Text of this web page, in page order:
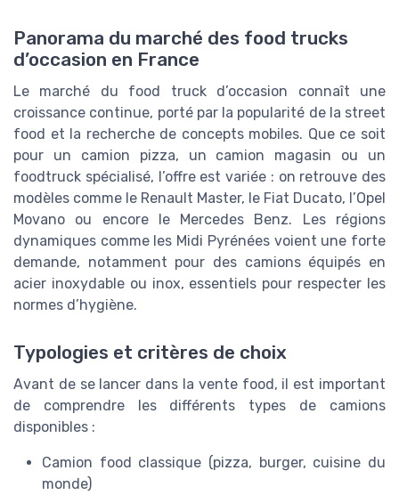
Panorama du marché des food trucks
d’occasion en France
Le marché du food truck d’occasion connaît une
croissance continue, porté par la popularité de la street
food et la recherche de concepts mobiles. Que ce soit
pour un camion pizza, un camion magasin ou un
foodtruck spécialisé, l’offre est variée : on retrouve des
modèles comme le Renault Master, le Fiat Ducato, l’Opel
Movano ou encore le Mercedes Benz. Les régions
dynamiques comme les Midi Pyrénées voient une forte
demande, notamment pour des camions équipés en
acier inoxydable ou inox, essentiels pour respecter les
normes d’hygiène.
Typologies et critères de choix
Avant de se lancer dans la vente food, il est important
de comprendre les différents types de camions
disponibles :
Camion food classique (pizza, burger, cuisine du
monde)